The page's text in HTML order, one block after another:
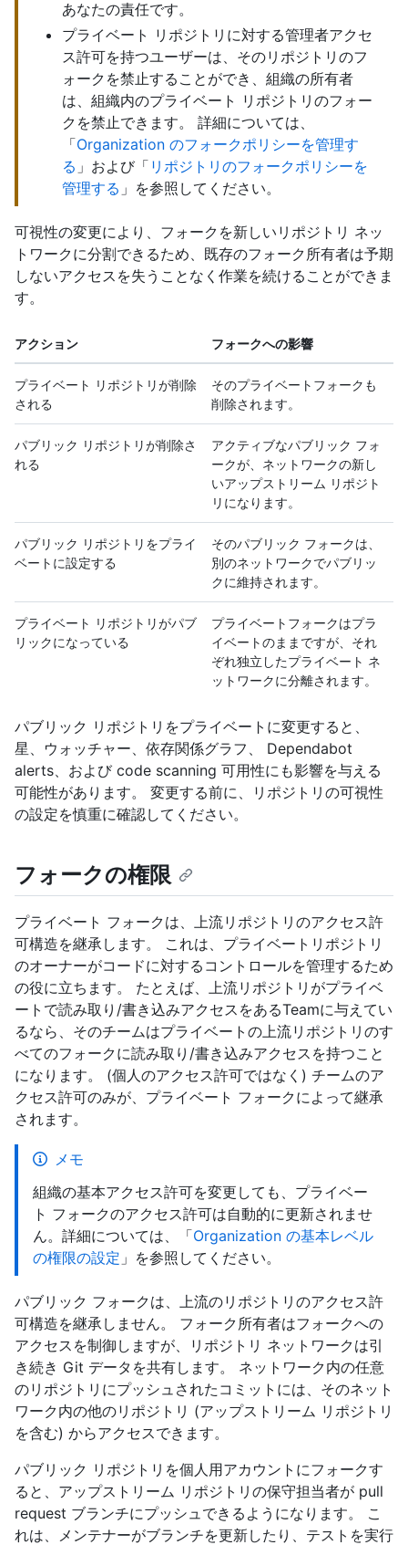
あなたの責任です。
プライベート リポジトリに対する管理者アクセ
ス許可を持つユーザーは、そのリポジトリのフ
ォークを禁止することができ、組織の所有者
は、組織内のプライベート リポジトリのフォー
クを禁止できます。 詳細については、
「Organization のフォークポリシーを管理す
る 」および「 リポジトリのフォークポリシーを
管理する 」を参照してください。
可視性の変更により、フォークを新しいリポジトリ ネッ
トワークに分割できるため、既存のフォーク所有者は予期
しないアクセスを失うことなく作業を続けることができま
す。
アクション フォークへの影響
プライベート リポジトリが削除
される
そのプライベートフォークも
削除されます。
パブリック リポジトリが削除さ
れる
アクティブなパブリック フォ
ークが、ネットワークの新し
いアップストリーム リポジト
リになります。
パブリック リポジトリをプライ
ベートに設定する
そのパブリック フォークは、
別のネットワークでパブリッ
クに維持されます。
プライベート リポジトリがパブ
リックになっている
プライベートフォークはプラ
イベートのままですが、それ
ぞれ独立したプライベート ネ
ットワークに分離されます。
パブリック リポジトリをプライベートに変更すると、
星、ウォッチャー、依存関係グラフ、 Dependabot
alerts、および code scanning 可用性にも影響を与える
可能性があります。 変更する前に、リポジトリの可視性
の設定を慎重に確認してください。
フォークの権限
プライベート フォークは、上流リポジトリのアクセス許
可構造を継承します。 これは、プライベートリポジトリ
のオーナーがコードに対するコントロールを管理するため
の役に立ちます。 たとえば、上流リポジトリがプライベ
ートで読み取り/書き込みアクセスをあるTeamに与えてい
るなら、そのチームはプライベートの上流リポジトリのす
べてのフォークに読み取り/書き込みアクセスを持つこと
になります。 (個人のアクセス許可ではなく) チームのア
クセス許可のみが、プライベート フォークによって継承
されます。
メモ
組織の基本アクセス許可を変更しても、プライベー
ト フォークのアクセス許可は自動的に更新されませ
ん。詳細については、「Organization の基本レベル
の権限の設定 」を参照してください。
パブリック フォークは、上流のリポジトリのアクセス許
可構造を継承しません。 フォーク所有者はフォークへの
アクセスを制御しますが、リポジトリ ネットワークは引
き続き Git データを共有します。 ネットワーク内の任意
のリポジトリにプッシュされたコミットには、そのネット
ワーク内の他のリポジトリ (アップストリーム リポジトリ
を含む) からアクセスできます。
パブリック リポジトリを個人用アカウントにフォークす
ると、アップストリーム リポジトリの保守担当者が pull
request ブランチにプッシュできるようになります。 こ
れは、メンテナーがブランチを更新したり、テストを実行